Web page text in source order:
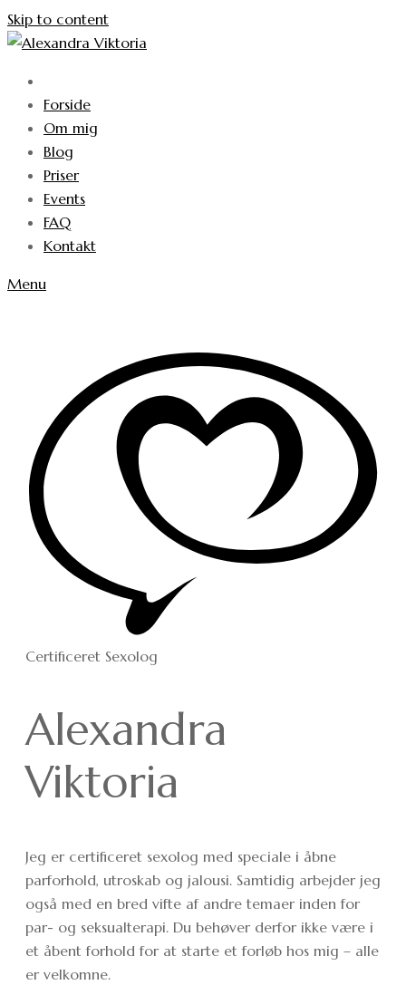
Skip to content
Forside
Om mig
Blog
Priser
Events
FAQ
Kontakt
Menu
Certificeret Sexolog
Alexandra
Viktoria
Jeg er certificeret sexolog med speciale i åbne
parforhold, utroskab og jalousi. Samtidig arbejder jeg
også med en bred vifte af andre temaer inden for
par- og seksualterapi. Du behøver derfor ikke være i
et åbent forhold for at starte et forløb hos mig – alle
er velkomne.